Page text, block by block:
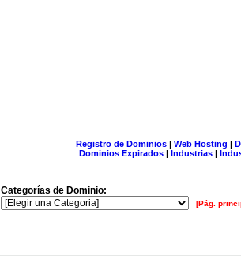
Registro de Dominios| Web Hosting |
Dominios Expirados | Industrias |
Categorías de Dominio:
[Pág.